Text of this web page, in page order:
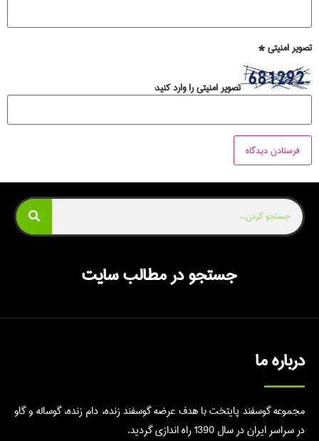
تصویر امنیتی*
تصویر امنیتی را وارد کنید:
جستجو در مطالب سایت
درباره ما
مجموعه گوسفند پایتخت با هدف عرضه گوسفند زنده، دام زنده، گوساله و گاو
در سراسر ایران در سال 1390 راه اندازی گردید.